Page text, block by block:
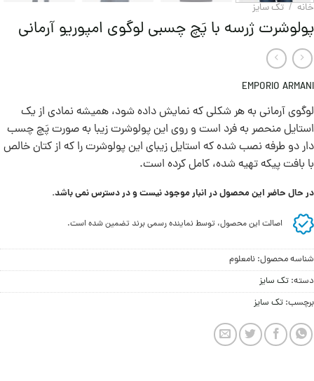
خانه / تک سایز
پولوشرت ژرسه با پَچ چسبی لوگوی امپوریو آرمانی
EMPORIO ARMANI
لوگوی آرمانی به هر شکلی که نمایش داده شود، همیشه نمادی از یک
استایل منحصر به فرد است و روی این پولوشرت زیبا به صورت پَچ چسب
دار دو طرفه نصب شده که استایل زیبای این پولوشرت را که از کتان خالص
با بافت پیکه تهیه شده، کامل کرده است.
در حال حاضر این محصول در انبار موجود نیست و در دسترس نمی باشد.
اصالت این محصول، توسط نماینده رسمی برند تضمین شده است.
شناسه محصول: نامعلوم
دسته: تک سایز
برچسب: تک سایز